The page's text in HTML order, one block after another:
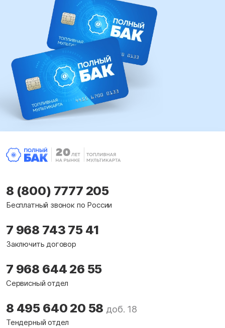
8 (800) 7777 205
Бесплатный звонок по России
7 968 743 75 41
Заключить договор
7 968 644 26 55
Сервисный отдел
8 495 640 20 58 доб. 18
Тендерный отдел